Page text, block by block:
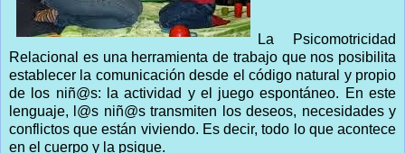
La Psicomotricidad
Relacional es una herramienta de trabajo que nos posibilita
establecer la comunicación desde el código natural y propio
de los niñ@s: la actividad y el juego espontáneo. En este
lenguaje, l@s niñ@s transmiten los deseos, necesidades y
conflictos que están viviendo. Es decir, todo lo que acontece
en el cuerpo y la psique.